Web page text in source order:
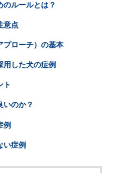
のルールとは？
意点
プローチ）の基本
用した犬の症例
ト
いのか？
例
い症例